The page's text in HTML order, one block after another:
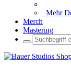
Mehr
Merch
Mastering